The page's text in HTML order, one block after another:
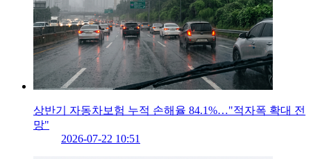
상반기 자동차보험 누적 손해율 84.1%…"적자폭 확대 전
망"
2026-07-22 10:51